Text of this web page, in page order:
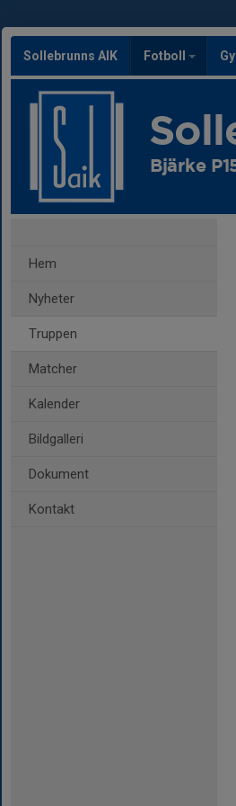
Sollebrunns AIK Fotboll
Bjärke
Hem
Nyheter
Truppen
Matcher
Kalender
Bildgalleri
Dokument
Kontakt